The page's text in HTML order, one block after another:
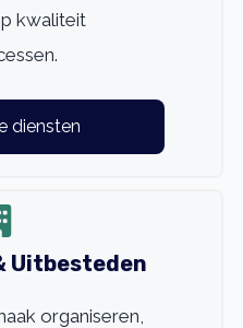
kwaliteit
diensten
Uitbesteden
organiseren,